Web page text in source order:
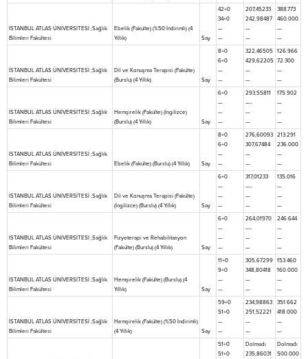
İSTANBUL ATLAS ÜNİVERSİTESİ ;Sağlık
Bilimleri Fakültesi
Ebelik (Fakülte) (%50 İndirimli) (4
Yıllık)
Say
42+0
34+0
—
—
207,45233
242,98487
—
—
388.773
460.000
—
—
İSTANBUL ATLAS ÜNİVERSİTESİ ;Sağlık
Bilimleri Fakültesi
Dil ve Konuşma Terapisi (Fakülte)
(Burslu) (4 Yıllık)
Say
8+0
6+0
—
—
322,46505
429,62205
—
—
126.966
72.300
—
—
İSTANBUL ATLAS ÜNİVERSİTESİ ;Sağlık
Bilimleri Fakültesi
Hemşirelik (Fakülte) (İngilizce)
(Burslu) (4 Yıllık)
Say
6+0
—
—
—
293,55811
—-
—
—
175.902
—
—
—
İSTANBUL ATLAS ÜNİVERSİTESİ ;Sağlık
Bilimleri Fakültesi
Ebelik (Fakülte) (Burslu) (4 Yıllık) Say
8+0
6+0
—
—
276,60093
307,67484
—
—
213.291
236.000
—
—
İSTANBUL ATLAS ÜNİVERSİTESİ ;Sağlık
Bilimleri Fakültesi
Dil ve Konuşma Terapisi (Fakülte)
(İngilizce) (Burslu) (4 Yıllık)
Say
6+0
—
—
—
317,01233
—-
—
—
135.016
—
—
—
İSTANBUL ATLAS ÜNİVERSİTESİ ;Sağlık
Bilimleri Fakültesi
Fizyoterapi ve Rehabilitasyon
(Fakülte) (Burslu) (4 Yıllık)
Say
6+0
—
—
—
264,01970
—-
—
—
246.644
—
—
—
İSTANBUL ATLAS ÜNİVERSİTESİ ;Sağlık
Bilimleri Fakültesi
Hemşirelik (Fakülte) (Burslu) (4
Yıllık)
Say
11+0
9+0
—
—
305,67299
348,80418
—
—
153.460
160.000
—
—
İSTANBUL ATLAS ÜNİVERSİTESİ ;Sağlık
Bilimleri Fakültesi
Hemşirelik (Fakülte) (%50 İndirimli)
(4 Yıllık)
Say
59+0
51+0
—
—
234,98863
251,52221
—
—
351.662
418.000
—
—
51+0
51+0
Dolmadı
235,86031
Dolmadı
500.000